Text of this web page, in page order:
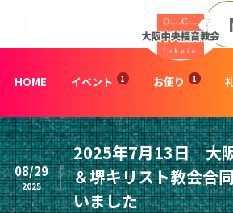
HOME イベント お便り
08/29
2025
2025年7月13日 大
＆堺キリスト教会合
いました